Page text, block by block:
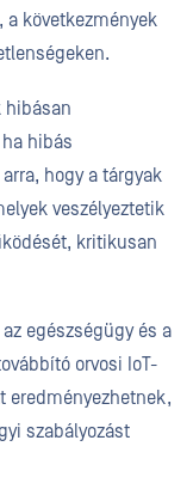
a következmények
hibásan
hibás
hogy a tárgyak
veszélyeztetik
kritikusan
egészségügy és a
orvosi IoT-
eredményezhetnek,
szabályozást